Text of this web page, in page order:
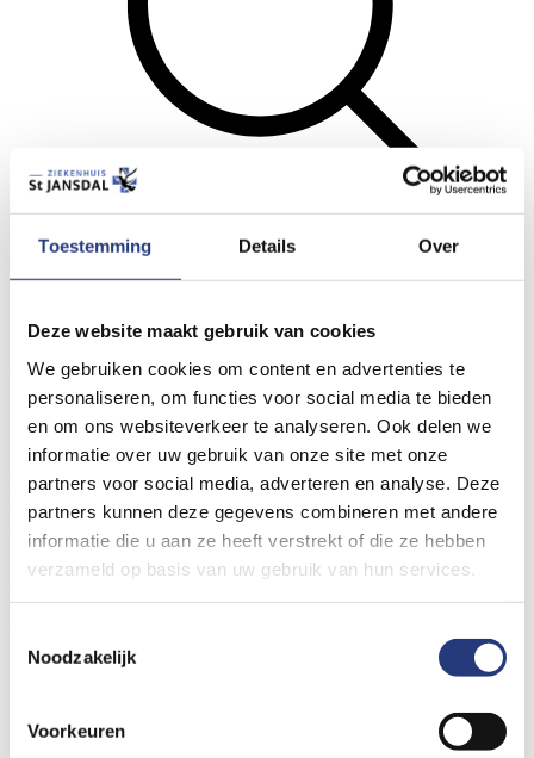
Toestemming Details Over
Deze website maakt gebruik van cookies
We gebruiken cookies om content en advertenties te
personaliseren, om functies voor social media te bieden
en om ons websiteverkeer te analyseren. Ook delen we
informatie over uw gebruik van onze site met onze
partners voor social media, adverteren en analyse. Deze
partners kunnen deze gegevens combineren met andere
informatie die u aan ze heeft verstrekt of die ze hebben
verzameld op basis van uw gebruik van hun services.
Noodzakelijk
Voorkeuren
Zoeken
Algemene links voor de hele website
Locaties St Jansdal
Prikposten St Jansdal
Wat vindt u van de nieuwe website?
Contact- en locatiegegevensBezoektijdenWachttijden
Spoedzorg nodig?
Uw ervaring delen NieuwsBouwnieuwsVacatures
© Ziekenhuis St Jansdal 2026
CookiesPrivacyverklaring